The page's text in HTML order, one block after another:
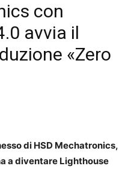
con
avvia il
«Zero
di HSD Mechatronics,
a diventare Lighthouse